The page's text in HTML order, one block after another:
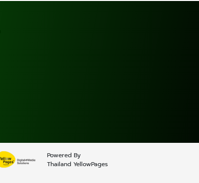
Powered By
Thailand YellowPages